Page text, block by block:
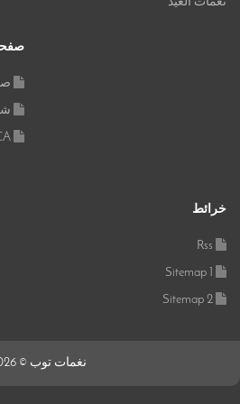
خرائط
Rss
Sitemap 1
Sitemap 2
نغمات توب © 2026